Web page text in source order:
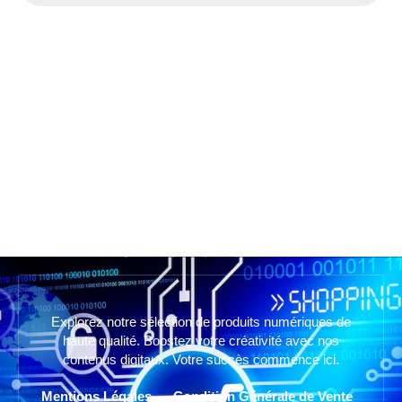
Explorez notre sélection de produits numériques de
haute qualité. Boostez votre créativité avec nos
contenus digitaux. Votre succès commence ici.
Mentions Légales Condition Générale de Vente